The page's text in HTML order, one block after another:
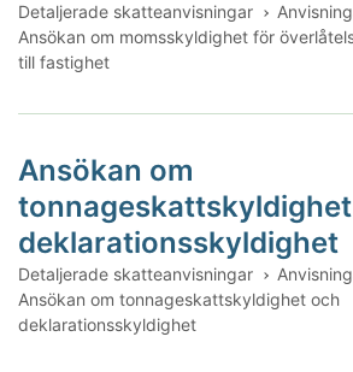
Detaljerade skatteanvisningar
Ansökan om momsskyldighet för
till fastighet
Ansökan om
deklarationsskyldighet
Detaljerade skatteanvisningar
Ansökan om tonnageskattskyldighet och
deklarationsskyldighet